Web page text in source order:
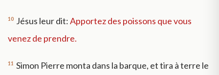
10 Jésus leur dit:Apportez des poissons que vous
venez de prendre.
11 Simon Pierre monta dans la barque, et tira à terre le